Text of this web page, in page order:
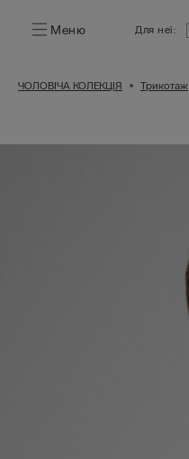
Меню Для неї:
ЧОЛОВІЧА КОЛЕКЦІЯ Трикотаж